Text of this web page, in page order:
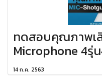
ทดสอบคุณภาพเ
Microphone 4รุ่
14 ก.ค. 2563